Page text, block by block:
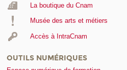
La boutique du Cnam
Musée des arts et métiers
Accès à IntraCnam
OUTILS NUMÉRIQUES